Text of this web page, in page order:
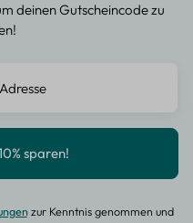
deinen Gutscheincode zu
zur Kenntnis genommen und